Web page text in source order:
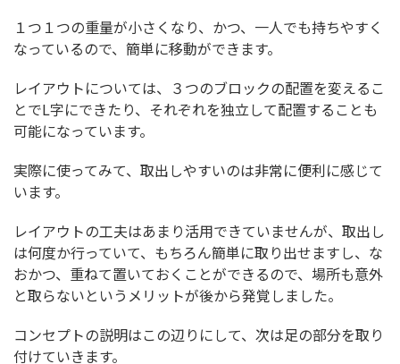
１つ１つの重量が小さくなり、かつ、一人でも持ちやすく
なっているので、簡単に移動ができます。
レイアウトについては、３つのブロックの配置を変えるこ
とでL字にできたり、それぞれを独立して配置することも
可能になっています。
実際に使ってみて、取出しやすいのは非常に便利に感じて
います。
レイアウトの工夫はあまり活用できていませんが、取出し
は何度か行っていて、もちろん簡単に取り出せますし、な
おかつ、重ねて置いておくことができるので、場所も意外
と取らないというメリットが後から発覚しました。
コンセプトの説明はこの辺りにして、次は足の部分を取り
付けていきます。